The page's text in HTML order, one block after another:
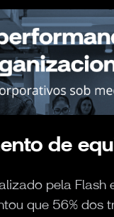
de
pela
que 56%